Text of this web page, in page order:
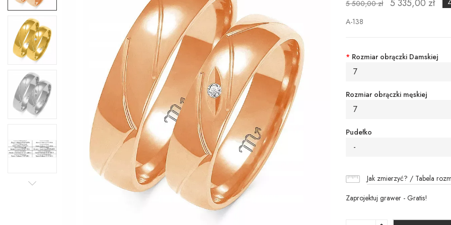
5 500,00 zł 5 335,00 zł
A-138
* Rozmiar obrączki Damskiej
7
Rozmiar obrączki męskiej
7
Pudełko
-
Jak zmierzyć? / Tabela
Zaprojektuj grawer - Gratis!